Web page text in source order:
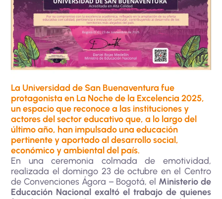
La Universidad de San Buenaventura fue
protagonista en La Noche de la Excelencia 2025,
un espacio que reconoce a las instituciones y
actores del sector educativo que, a lo largo del
último año, han impulsado una educación
pertinente y aportado al desarrollo social,
económico y ambiental del país.
En una ceremonia colmada de emotividad,
realizada el domingo 23 de octubre en el Centro
de Convenciones Ágora – Bogotá, el Ministerio de
Educación Nacional exaltó el trabajo de quienes